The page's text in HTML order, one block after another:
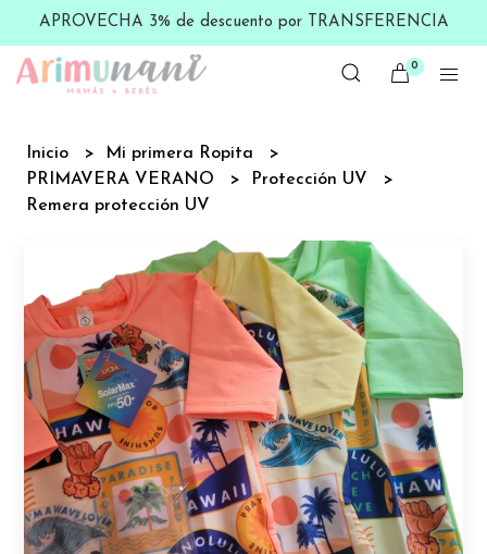
APROVECHA 3% de descuento por TRANSFERENCIA
0
Inicio
Mi primera Ropita
PRIMAVERA VERANO
Protección UV
Remera protección UV